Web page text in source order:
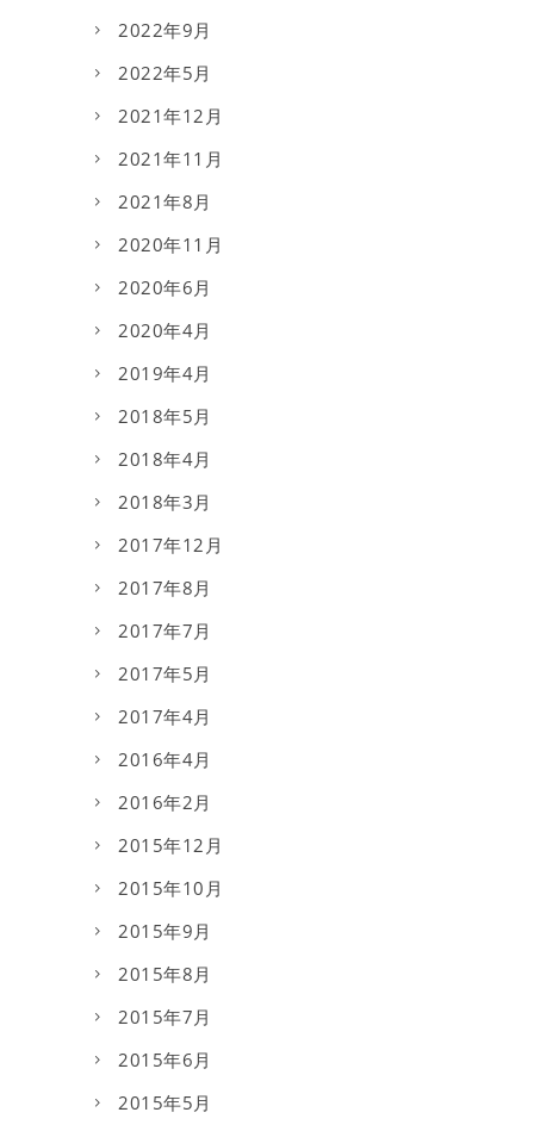
2022年9月
2022年5月
2021年12月
2021年11月
2021年8月
2020年11月
2020年6月
2020年4月
2019年4月
2018年5月
2018年4月
2018年3月
2017年12月
2017年8月
2017年7月
2017年5月
2017年4月
2016年4月
2016年2月
2015年12月
2015年10月
2015年9月
2015年8月
2015年7月
2015年6月
2015年5月